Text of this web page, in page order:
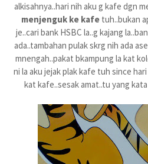
alkisahnya..hari nih aku g kafe dgn
menjenguk ke kafe tuh..bukan
je..cari bank HSBC la..g kajang
ada..tambahan pulak skrg nih ada
mnengah..pakat bkampung la kat
ni la aku jejak plak kafe tuh since
kat kafe..sesak amat..tu yang kata